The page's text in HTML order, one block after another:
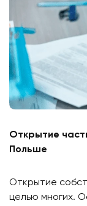
Открытие
Польше
Открытие
целью многих.